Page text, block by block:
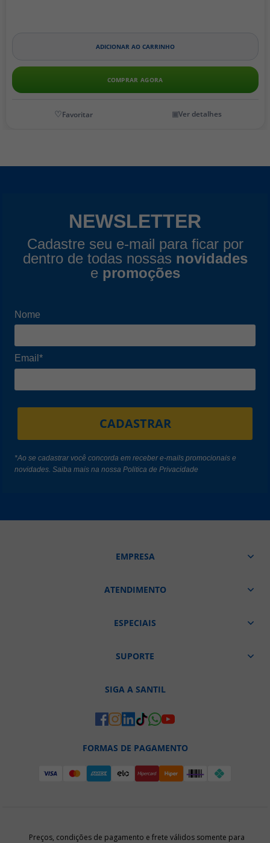
ADICIONAR AO CARRINHO
COMPRAR AGORA
Ver detalhes
NEWSLETTER
Cadastre seu e-mail para ficar por
dentro de todas nossas novidades
e promoções
Nome
Email*
CADASTRAR
*Ao se cadastrar você concorda em receber e-mails promocionais e
novidades. Saiba mais na nossaPolitica de Privacidade
EMPRESA
ATENDIMENTO
ESPECIAIS
SUPORTE
SIGA A SANTIL
FORMAS DE PAGAMENTO
Preços, condições de pagamento e frete válidos somente para